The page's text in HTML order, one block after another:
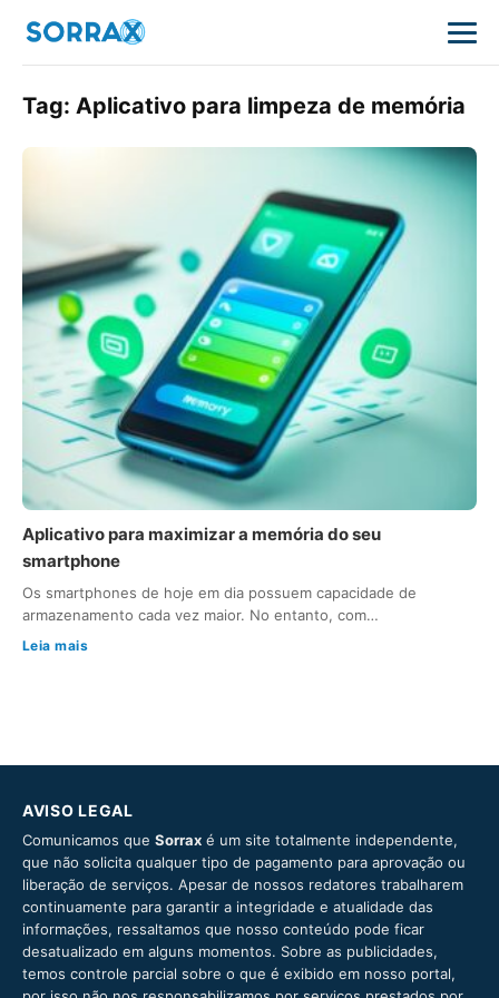
Tag: Aplicativo para limpeza de memória
Aplicativo para maximizar a memória do seu
smartphone
Os smartphones de hoje em dia possuem capacidade de
armazenamento cada vez maior. No entanto, com…
Leia mais
AVISO LEGAL
Comunicamos que Sorrax é um site totalmente independente,
que não solicita qualquer tipo de pagamento para aprovação ou
liberação de serviços. Apesar de nossos redatores trabalharem
continuamente para garantir a integridade e atualidade das
informações, ressaltamos que nosso conteúdo pode ficar
desatualizado em alguns momentos. Sobre as publicidades,
temos controle parcial sobre o que é exibido em nosso portal,